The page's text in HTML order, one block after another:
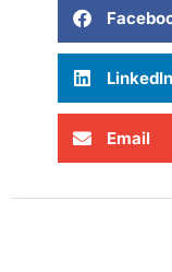
LinkedIn
Email